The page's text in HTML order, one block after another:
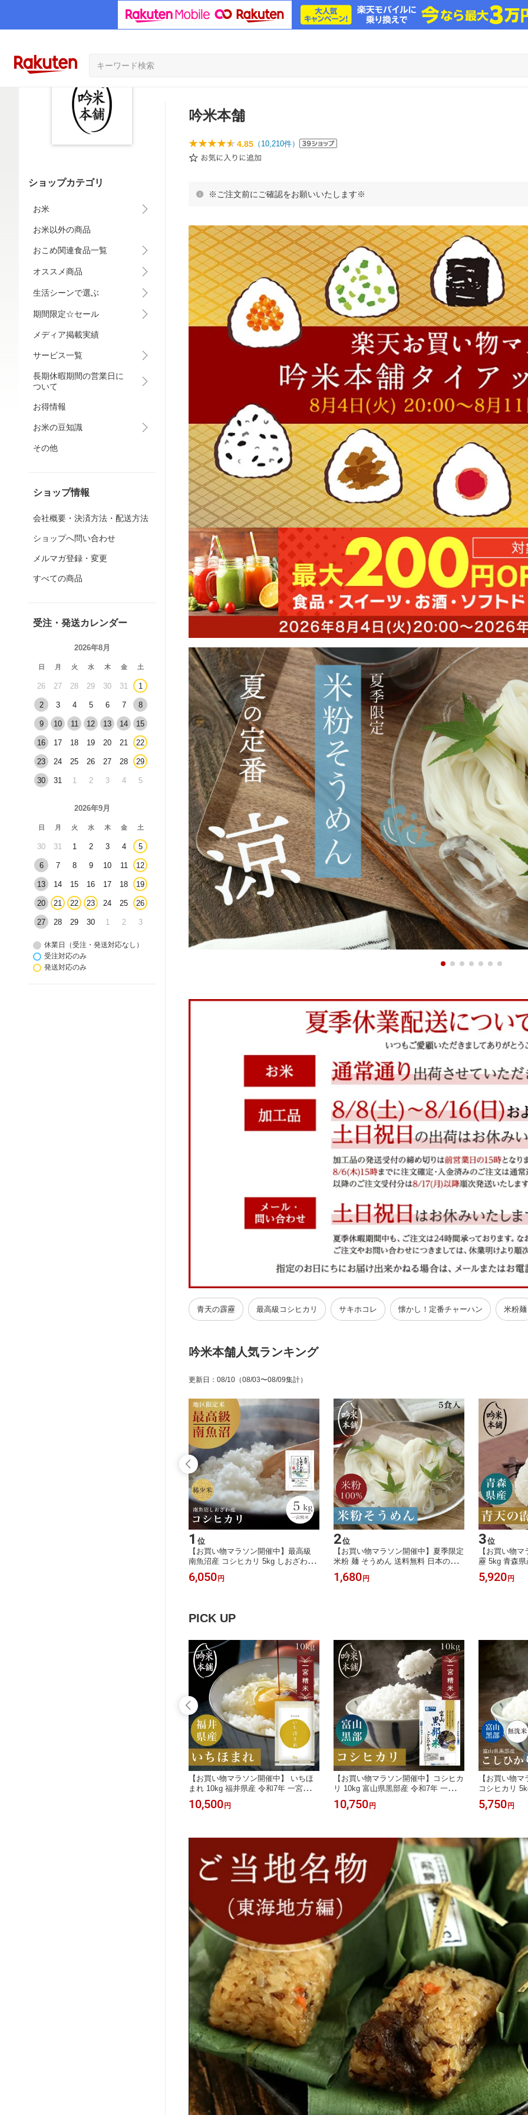
ショップカテゴリ
お米
お米以外の商品
おこめ関連食品一覧
オススメ商品
生活シーンで選ぶ
期間限定☆セール
メディア掲載実績
サービス一覧
長期休暇期間の営業日に
ついて
お得情報
お米の豆知識
その他
ショップ情報
会社概要・決済方法・配送方法
ショップへ問い合わせ
メルマガ登録・変更
すべての商品
受注・発送カレンダー
2026年8月
日 月 火 水 木 金 土
26 27 28 29 30 31 1
2 3 4 5 6 7 8
9 10 11 12 13 14 15
16 17 18 19 20 21 22
23 24 25 26 27 28 29
30 31 1 2 3 4 5
2026年9月
日 月 火 水 木 金 土
30 31 1 2 3 4 5
6 7 8 9 10 11 12
13 14 15 16 17 18 19
20 21 22 23 24 25 26
27 28 29 30 1 2 3
休業日（受注・発送対応なし）
受注対応のみ
発送対応のみ
吟米本舗
4.85 （ 10,210件）
※ご注文前にご確認をお願いいたします※
青天の霹靂 最高級コシヒカリ サキホコレ 懐かし！定番チャーハン 米粉麺
吟米本舗人気ランキング
更新日 ： 08/10 （08/03〜08/09集計）
1 位
【お買い物マラソン開催中】最高級
南魚沼産 コシヒカリ 5kg しおざわ地
区限定 塩沢 一宮精米 令和7年 特A米
米 お米 魚沼産 こしひかり 新潟県 旧
6,050 円
2位
【お買い物マラソン開催中】夏季限定
米粉 麺 そうめん 送料無料 日本のお
米からつくった「お米屋さんの米粉」
そうめん 5食入(1食130g)【小麦粉不
1,680 円
3位
【お買い物
靂 5kg 青森
お米 米 単一
料】【39シ
5,920 円
PICK UP
【お買い物マラソン開催中】 いちほ
まれ 10kg 福井県産 令和7年 一宮精米
5kg×2 お米 米 単一原料米 特A米【39
ショップ対応】【沖縄県・離島送料必
10,500 円
【お買い物マラソン開催中】コシヒカ
リ 10kg 富山県黒部産 令和7年 一宮製
法 5kg×2 米 お米 こしひかり 単一原
料米【送料無料】【39ショップ対応】
10,750 円
【お買い物
コシヒカリ
一宮製法 お
しひかり 【
5,750 円